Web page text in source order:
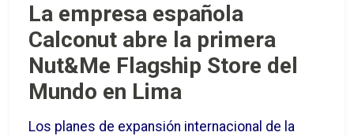
La empresa española
Calconut abre la primera
Nut&Me Flagship Store del
Mundo en Lima
Los planes de expansión internacional de la